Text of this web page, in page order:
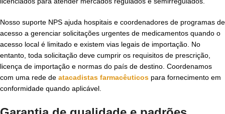
Nosso suporte NPS ajuda hospitais e coordenadores de programas de
acesso a gerenciar solicitações urgentes de medicamentos quando o
acesso local é limitado e existem vias legais de importação. No
entanto, toda solicitação deve cumprir os requisitos de prescrição,
licença de importação e normas do país de destino. Coordenamos
com uma rede de atacadistas farmacêuticos para fornecimento em
conformidade quando aplicável.